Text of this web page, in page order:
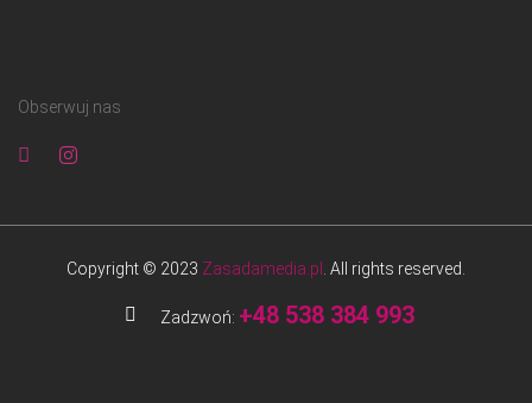
Obserwuj nas
Copyright © 2023 Zasadamedia.pl . All rights reserved.
Zadzwoń: +48 538 384 993